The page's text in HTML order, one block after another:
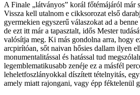
A Finale „látványos” korál főtémájáról már
Vissza kell utalnom e cikksorozat első
gyermekien egyszerű válaszokat ad a
de ezt itt már a tapasztalt, idős Mester
valósítja meg. Ki más gondolna arra, hogy
arcpirítóan, sőt naivan hősies dallam ilyen
monumentalitással és hatással tud
legemblematikusabb zenéje ez a másfél
leheletfoszlányokkal díszített tételnyitás,
amely miatt rajongani, vagy épp féktelenül